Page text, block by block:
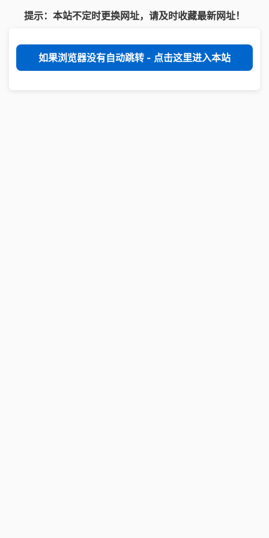
提示：本站不定时更换网址，请及时收藏最新网址！
如果浏览器没有自动跳转 - 点击这里进入本站